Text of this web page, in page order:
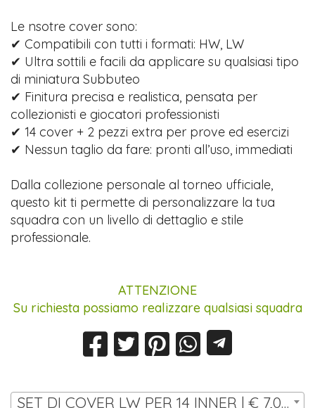
Le nsotre cover sono:
✔ Compatibili con tutti i formati: HW, LW
✔ Ultra sottili e facili da applicare su qualsiasi tipo
di miniatura Subbuteo
✔ Finitura precisa e realistica, pensata per
collezionisti e giocatori professionisti
✔ 14 cover + 2 pezzi extra per prove ed esercizi
✔ Nessun taglio da fare: pronti all’uso, immediati
Dalla collezione personale al torneo ufficiale,
questo kit ti permette di personalizzare la tua
squadra con un livello di dettaglio e stile
professionale.
ATTENZIONE
Su richiesta possiamo realizzare qualsiasi squadra
SET DI COVER LW PER 14 INNER | € 7,00